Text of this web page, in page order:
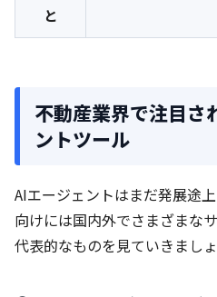
と
不動産業界で注目さ
ントツール
AIエージェントはまだ発展途
向けには国内外でさまざまな
代表的なものを見ていきましょ